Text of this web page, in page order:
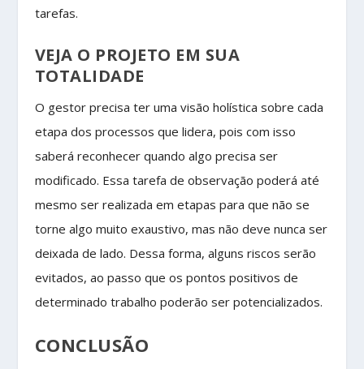
tarefas.
VEJA O PROJETO EM SUA
TOTALIDADE
O gestor precisa ter uma visão holística sobre cada
etapa dos processos que lidera, pois com isso
saberá reconhecer quando algo precisa ser
modificado. Essa tarefa de observação poderá até
mesmo ser realizada em etapas para que não se
torne algo muito exaustivo, mas não deve nunca ser
deixada de lado. Dessa forma, alguns riscos serão
evitados, ao passo que os pontos positivos de
determinado trabalho poderão ser potencializados.
CONCLUSÃO